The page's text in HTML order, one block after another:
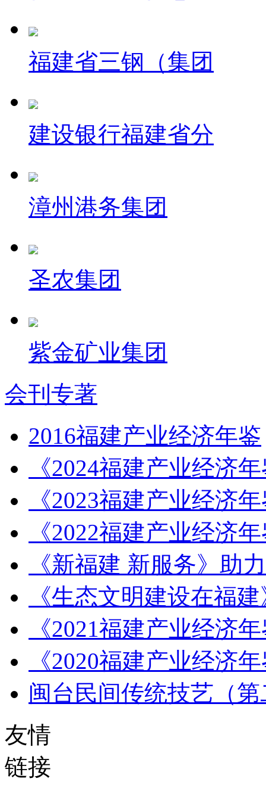
福建省三钢（集团
建设银行福建省分
漳州港务集团
圣农集团
紫金矿业集团
会刊专著
2016福建产业经济年鉴
《2024福建产业经济
《2023福建产业经济
《2022福建产业经济
《新福建 新服务》助
《生态文明建设在福
《2021福建产业经济
《2020福建产业经济
闽台民间传统技艺（
友情
链接